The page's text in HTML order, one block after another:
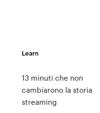
Learn
13 minuti che non
cambiarono la storia
streaming